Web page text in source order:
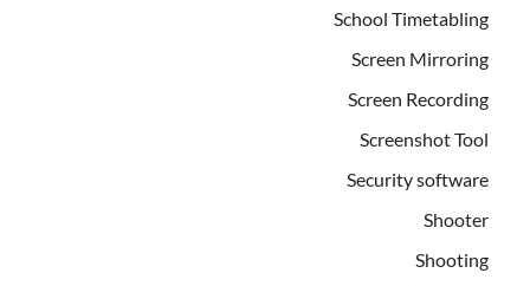
School Timetabling
Screen Mirroring
Screen Recording
Screenshot Tool
Security software
Shooter
Shooting